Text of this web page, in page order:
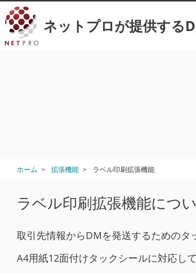
ネットプロが提供す
ホーム 拡張機能 ラベル印刷拡張機能
ラベル印刷拡張機能につ
取引先情報からDMを発送するための
A4用紙12面付けタックシールに対応して